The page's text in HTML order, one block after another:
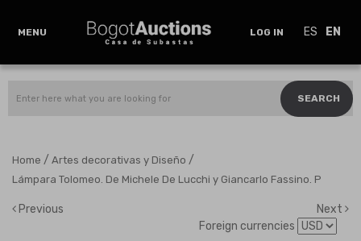
MENU LOG IN ES EN
SEARCH
Home / Artes decorativas y Diseño /
Lámpara Tolomeo. De Michele De Lucchi y Giancarlo Fassino. P
Previous
Next
Foreign currencies